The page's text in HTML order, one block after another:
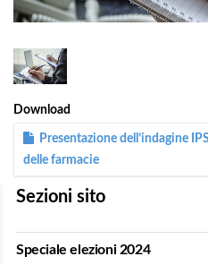
1/1
Download
Presentazione dell’indagine
delle farmacie
Sezioni sito
Speciale elezioni 2024